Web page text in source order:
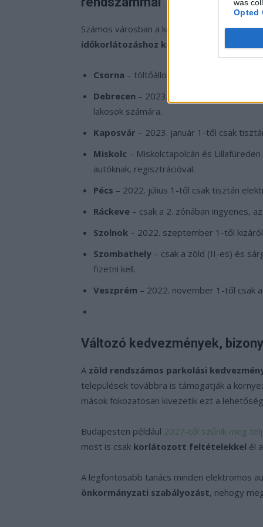
was
Opted
Számos városban a kedvezmény már nem
időkorlátozáshoz kötött
Csorna – töltőállomásoknál maximum 2
Debrecen – 2023. január 1-től kizárólag
lakosok számára.
Kaposvár – 2023. január 1-től csak
Miskolc – Miskolctapolcán és
autóknak, regisztrációval.
Pécs – 2022. július 1-től csak tisztán
Ráckeve – csak a 2. zónában ingyenes,
Szolnok – 2022. szeptember 1-től
Szombathely – csak a zöld (II-es) és
fizetni kell.
Veszprém – 2022. november 1-től csak
Változó kedvezmények,
A zöld rendszámos parkolási
települések továbbra is támogatják a
mások fokozatosan kivezetik ezt a
Budapesten például 2027-től szűnik meg
most is csak korlátozott feltételekkel él
A legfontosabb tanács minden elektromos
önkormányzati szabályozást, nehogy